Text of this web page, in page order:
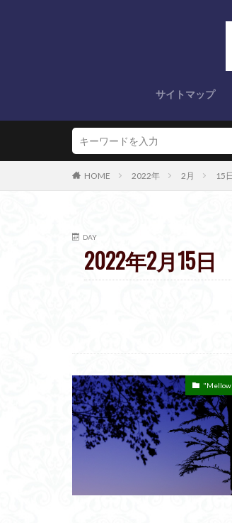
サイトマップ
HOME 2022年 2月 15日
DAY
2022年2月15日
"Mellow